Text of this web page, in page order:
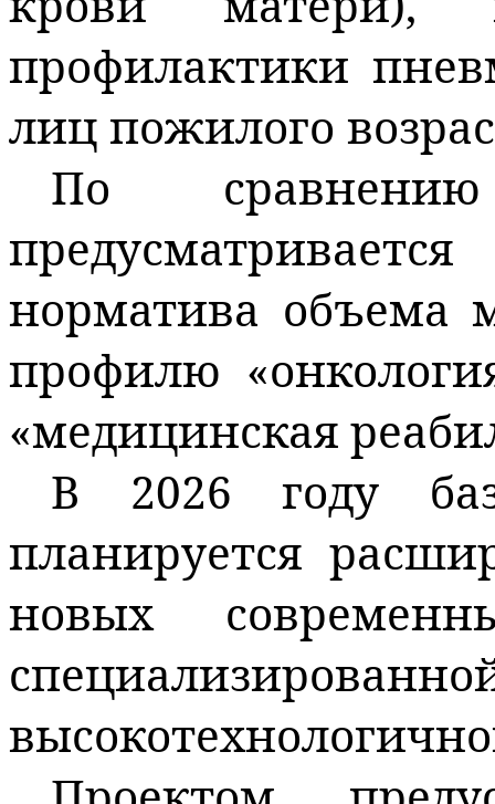
профилактики
лиц пожилого
По
норматива объема
профилю
«медицинская
В 2026 году
планируется
новых